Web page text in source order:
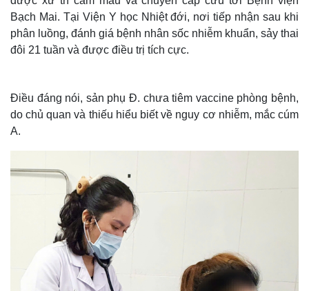
Bạch Mai. Tại Viện Y học Nhiệt đới, nơi tiếp nhận sau khi
phân luồng, đánh giá bệnh nhân sốc nhiễm khuẩn, sảy thai
đôi 21 tuần và được điều trị tích cực.
Điều đáng nói, sản phụ Đ. chưa tiêm vaccine phòng bệnh,
do chủ quan và thiếu hiểu biết về nguy cơ nhiễm, mắc cúm
A.